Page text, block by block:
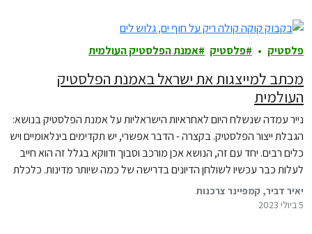
פלסטיק פלסטיק אמנת הפלסטיק העולמית
מכתב למייצגות את ישראל באמנת הפלסטיק
העולמית
נייר עמדה שנשלח היום לאחראיות הישראליות על אמנת הפלסטיק בנושא:
הגבלת ייצור הפלסטיק. בקצרה - הדבר אפשרי, יש תקדימים בינלאומיים ויש
כלים רבים. יחד עם זה, הנושא אכן מורכב וסבוך ודווקא בגלל זה הוא חייב
לעלות כבר עכשיו לשולחן הדיונים בדרישה של כמה שיותר מדינות. כלכלת
פלסטיק בת קיימא היא אפשרית. אך היא חייבת להיות…
יאיר דביר, קמפיינר צרכנות
5 ביולי 2023